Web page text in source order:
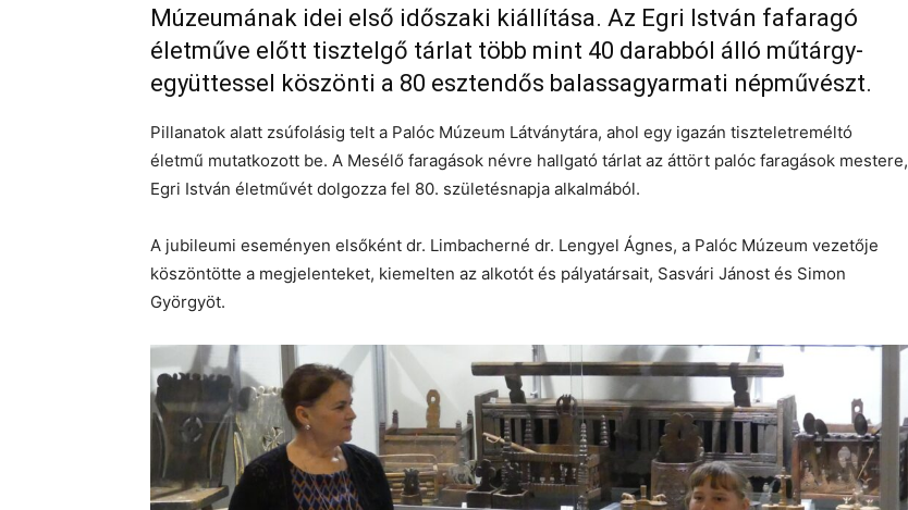
Múzeumának idei első időszaki kiállítása. Az Egri István fafaragó
életműve előtt tisztelgő tárlat több mint 40 darabból álló műtárgy-
együttessel köszönti a 80 esztendős balassagyarmati népművészt.
Pillanatok alatt zsúfolásig telt a Palóc Múzeum Látványtára, ahol egy igazán tiszteletreméltó
életmű mutatkozott be. A Mesélő faragások névre hallgató tárlat az áttört palóc faragások mestere,
Egri István életművét dolgozza fel 80. születésnapja alkalmából.
A jubileumi eseményen elsőként dr. Limbacherné dr. Lengyel Ágnes, a Palóc Múzeum vezetője
köszöntötte a megjelenteket, kiemelten az alkotót és pályatársait, Sasvári Jánost és Simon
Györgyöt.